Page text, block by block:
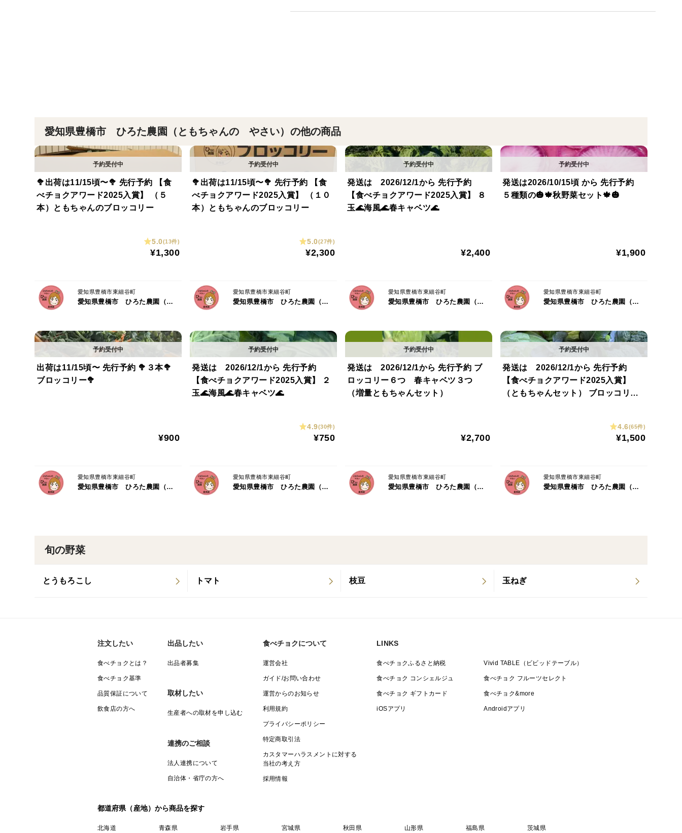
旬の野菜
とうもろこし トマト 枝豆 玉ねぎ
愛知県豊橋市 ひろた農園（ともちゃんの やさい）の他の商品
🥦出荷は11/15頃〜🥦 先行予約 【食
べチョクアワード2025入賞】 （５
本）ともちゃんのブロッコリー
5.0(13件)
¥1,300
愛知県豊橋市東細谷町
愛知県豊橋市 ひろた農園（ともちゃんの やさい）
🥦出荷は11/15頃〜🥦 先行予約 【食
べチョクアワード2025入賞】 （１０
本）ともちゃんのブロッコリー
5.0(27件)
¥2,300
愛知県豊橋市東細谷町
愛知県豊橋市 ひろた農園（ともちゃんの やさい）
発送は 2026/12/1から 先行予約
【食べチョクアワード2025入賞】 ８
玉🌊海風🌊春キャベツ🌊
¥2,400
愛知県豊橋市東細谷町
愛知県豊橋市 ひろた農園（ともちゃんの やさい）
発送は2026/10/15頃 から 先行予約
５種類の🎃🍁秋野菜セット🍁🎃
¥1,900
愛知県豊橋市東細谷町
愛知県豊橋市 ひろた農園（ともちゃんの やさい）
出荷は11/15頃〜 先行予約 🥦３本🥦
ブロッコリー🥦
¥900
愛知県豊橋市東細谷町
愛知県豊橋市 ひろた農園（ともちゃんの やさい）
発送は 2026/12/1から 先行予約
【食べチョクアワード2025入賞】 ２
玉🌊海風🌊春キャベツ🌊
4.9(30件)
¥750
愛知県豊橋市東細谷町
愛知県豊橋市 ひろた農園（ともちゃんの やさい）
発送は 2026/12/1から 先行予約 ブ
ロッコリー６つ 春キャベツ３つ
（増量ともちゃんセット）
¥2,700
愛知県豊橋市東細谷町
愛知県豊橋市 ひろた農園（ともちゃんの やさい）
発送は 2026/12/1から 先行予約
【食べチョクアワード2025入賞】
（ともちゃんセット） ブロッコリー
4.6(65件)
¥1,500
愛知県豊橋市東細谷町
愛知県豊橋市 ひろた農園（ともちゃんの やさい）
注文したい
食べチョクとは？
食べチョク基準
品質保証について
飲食店の方へ
出品したい
出品者募集
取材したい
生産者への取材を申し込む
連携のご相談
法人連携について
自治体・省庁の方へ
食べチョクについて
運営会社
ガイド/お問い合わせ
運営からのお知らせ
利用規約
プライバシーポリシー
特定商取引法
カスタマーハラスメントに対する
当社の考え方
採用情報
LINKS
食べチョクふるさと納税 Vivid TABLE（ビビッドテーブル）
食べチョク コンシェルジュ 食べチョク フルーツセレクト
食べチョク ギフトカード 食べチョク&more
iOSアプリ Androidアプリ
都道府県（産地）から商品を探す
北海道 青森県 岩手県 宮城県 秋田県 山形県 福島県 茨城県